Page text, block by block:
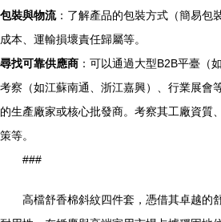
包裝與物流：了解產品的包裝方式（簡易包
成本、運輸損壞責任歸屬等。
尋找可靠供應商 ：可以通過大型B2B平臺（
考察（如江蘇南通、浙江嘉興）、行業展會
的生產廠家或核心批發商。考察其工廠資質
策等。
###
高檔舒香棉斜紋四件套，憑借其卓越的